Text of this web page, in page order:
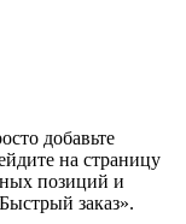
добавьте
на страницу
позиций и
заказ».